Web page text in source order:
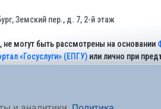
Земский пер., д. 7, 2-й этаж
могут быть рассмотрены на основании
«Госуслуги» (ЕПГУ)или лично при